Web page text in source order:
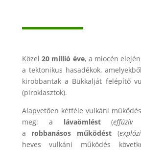
Közel20 millió éve, a miocén
a tektonikus hasadékok,
kirobbantak a Bükkalját felépítő
(piroklasztok).
Alapvetően kétféle vulkáni
meg: a lávaömlést(effúzív
a robbanásos működést (
heves vulkáni működés